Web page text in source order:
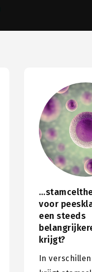
voor
een steeds
krijgt?
In